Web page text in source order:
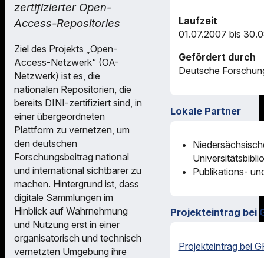
zertifizierter Open-
Access-Repositories
Ziel des Projekts „Open-
Access-Netzwerk“ (OA-
Netzwerk) ist es, die
nationalen Repositorien, die
bereits DINI-zertifiziert sind, in
einer übergeordneten
Plattform zu vernetzen, um
den deutschen
Forschungsbeitrag national
und international sichtbarer zu
machen. Hintergrund ist, dass
digitale Sammlungen im
Hinblick auf Wahrnehmung
und Nutzung erst in einer
organisatorisch und technisch
vernetzten Umgebung ihre
Laufzeit
01.07.2007 bis
Gefördert durch
Deutsche
Lokale Partner
Publikations-
Projekteintrag bei
Projekteintrag bei